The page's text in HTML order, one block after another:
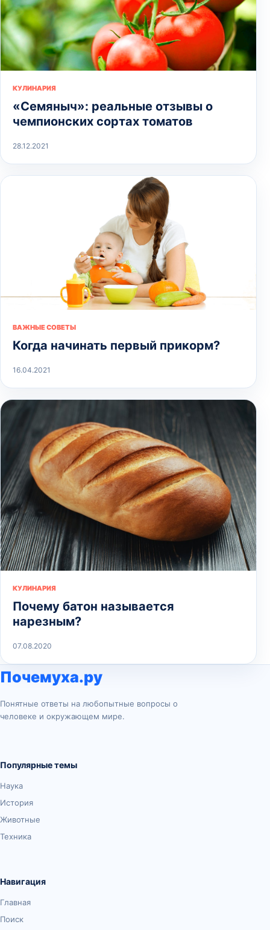
КУЛИНАРИЯ
«Семяныч»: реальные отзывы о
чемпионских сортах томатов
28.12.2021
ВАЖНЫЕ СОВЕТЫ
Когда начинать первый прикорм?
16.04.2021
КУЛИНАРИЯ
Почему батон называется
нарезным?
07.08.2020
Почемуха.ру
Понятные ответы на любопытные вопросы о
человеке и окружающем мире.
Популярные темы
Наука
История
Животные
Техника
Навигация
Главная
Поиск